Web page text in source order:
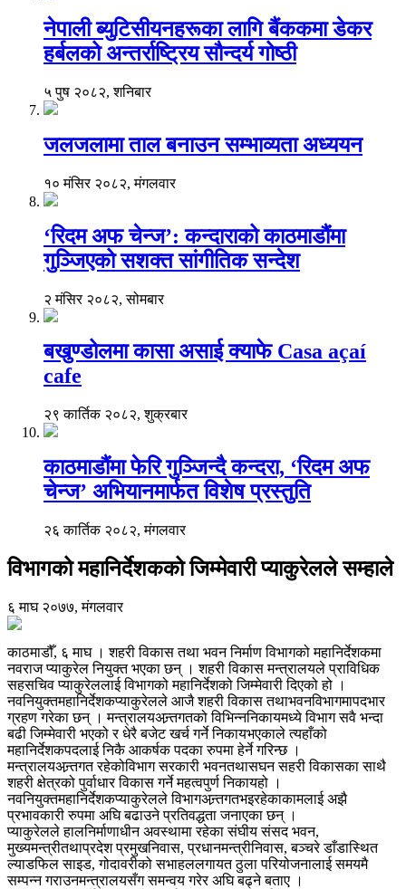
नेपाली ब्युटिसीयनहरूका लागि बैंककमा डेकर
हर्बलको अन्तर्राष्ट्रिय सौन्दर्य गोष्ठी
५ पुष २०८२, शनिबार
जलजलामा ताल बनाउन सम्भाव्यता अध्ययन
१० मंसिर २०८२, मंगलवार
‘रिदम अफ चेन्ज’: कन्दाराको काठमाडौंमा
गुञ्जिएको सशक्त सांगीतिक सन्देश
२ मंसिर २०८२, सोमबार
बखुण्डोलमा कासा असाई क्याफे Casa açaí
cafe
२९ कार्तिक २०८२, शुक्रबार
काठमाडौंमा फेरि गुञ्जिन्दै कन्दरा, ‘रिदम अफ
चेन्ज’ अभियानमार्फत विशेष प्रस्तुति
२६ कार्तिक २०८२, मंगलवार
विभागको महानिर्देशकको जिम्मेवारी प्याकुरेलले सम्हाले
६ माघ २०७७, मंगलवार
काठमाडौँ, ६ माघ । शहरी विकास तथा भवन निर्माण विभागको महानिर्देशकमा
नवराज प्याकुरेल नियुक्त भएका छन् । शहरी विकास मन्त्रालयले प्राविधिक
सहसचिव प्याकुरेललाई विभागको महानिर्देशको जिम्मेवारी दिएको हो ।
नवनियुक्तमहानिर्देशकप्याकुरेलले आजै शहरी विकास तथाभवनविभागमापदभार
ग्रहण गरेका छन् । मन्त्रालयअन्र्तगतको विभिन्ननिकायमध्ये विभाग सवै भन्दा
बढी जिम्मेवारी भएको र धेरै बजेट खर्च गर्ने निकायभएकाले त्यहाँको
महानिर्देशकपदलाई निकै आकर्षक पदका रुपमा हेर्ने गरिन्छ ।
मन्त्रालयअन्र्तगत रहेकोविभाग सरकारी भवनतथासघन सहरी विकासका साथै
शहरी क्षेत्रको पुर्वाधार विकास गर्ने महत्वपुर्ण निकायहो ।
नवनियुक्तमहानिर्देशकप्याकुरेलले विभागअन्र्तगतभइरहेकाकामलाई अझै
प्रभावकारी रुपमा अघि बढाउने प्रतिवद्धता जनाएका छन् ।
प्याकुरेलले हालनिर्माणाधीन अवस्थामा रहेका संघीय संसद भवन,
मुख्यमन्त्रीतथाप्रदेश प्रमुखनिवास, प्रधानमन्त्रीनिवास, बञ्चरे डाँडास्थित
ल्याडफिल साइड, गोदावरीको सभाहललगायत ठुला परियोजनालाई समयमै
सम्पन्न गराउनमन्त्रालयसँग समन्वय गरेर अघि बढ्ने बताए ।